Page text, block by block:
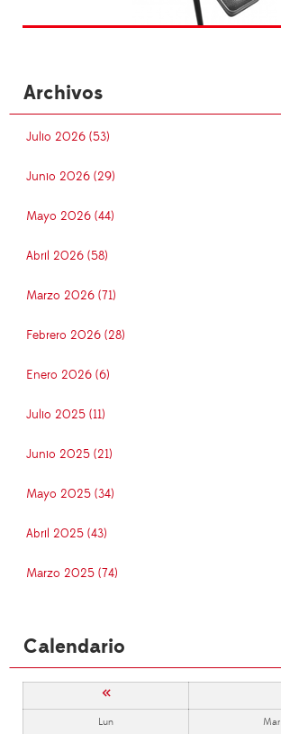
Archivos
Julio 2026 (53)
Junio 2026 (29)
Mayo 2026 (44)
Abril 2026 (58)
Marzo 2026 (71)
Febrero 2026 (28)
Enero 2026 (6)
Julio 2025 (11)
Junio 2025 (21)
Mayo 2025 (34)
Abril 2025 (43)
Marzo 2025 (74)
Calendario
«
Lun Mar